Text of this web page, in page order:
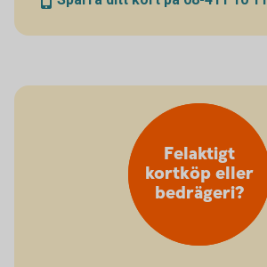
Felaktigt
kortköp eller
bedrägeri?